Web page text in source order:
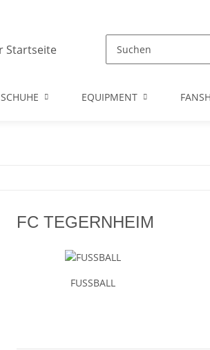
SCHUHE EQUIPMENT
FC TEGERNHEIM
FUSSBALL